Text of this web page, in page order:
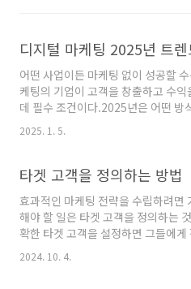
어떤 사업이든 마케팅 없이 성공할
케팅의 기업이 고객을 창출하고 수익
데 필수 조건이다.2025년은 어떤 방
팅을 해야 성공할 수 있을까? 디지털
드에 대해 알아보았다. 성공적인 사업
5가지는 다음과 같다. 2025년 디지털
브와 숏폼 컨텐츠의 부상트렌드 3. 콘
의 발전트렌드 4. 커뮤니티 마케팅의
드 5. 데이터 기반 마케팅 강화 2025
케팅 트렌드 소개 2025년에는 디지
2025. 1. 5.
타겟 고객을 정의하는 방법
효과적인 마케팅 전략을 수립하려면
해야 할 일은 타겟 고객을 정의하는
확한 타겟 고객을 설정하면 그들에게
케팅 메시지를 전달하고, 판매 전략을
수 있습니다. 오늘은 타겟 고객을 정의
2024. 10. 4.